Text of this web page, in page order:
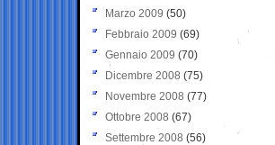
Marzo 2009 (50)
Febbraio 2009 (69)
Gennaio 2009 (70)
Dicembre 2008 (75)
Novembre 2008 (77)
Ottobre 2008 (67)
Settembre 2008 (56)